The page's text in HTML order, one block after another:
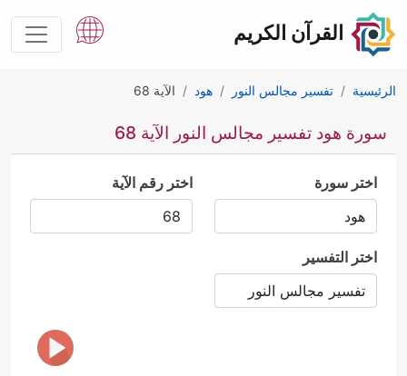
القرآن الكريم
الرئيسية تفسير مجالس النور هود الآية 68
سورة هود تفسير مجالس النور الآية 68
اختر سورة اختر رقم الآية
اختر التفسير